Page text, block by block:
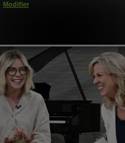
Modifier